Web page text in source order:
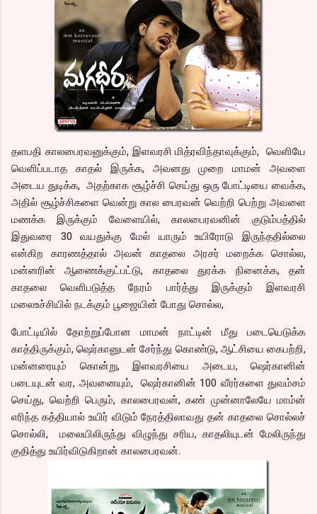
தளபதி காலபைரவனுக்கும், இளவரசி மித்ரவிந்தாவுக்கும், வெளியே
வெளிப்படாத காதல் இருக்க, அவனது முறை மாமன் அவளை
அடைய துடிக்க, அதற்காக சூழ்ச்சி செய்து ஒரு போட்டியை வைக்க,
அதில் சூழ்ச்சிகளை வென்று கால பைரவன் வெற்றி பெற்று அவளை
மணக்க இருக்கும் வேளையில், காலபைரவனின் குடும்பத்தில்
இதுவரை 30 வயதுக்கு மேல் யாரும் உயிரோடு இருந்ததில்லை
என்கிற காரணத்தால் அவன் காதலை அரசர் மறைக்க சொல்ல,
மன்னரின் ஆணைக்குட்பட்டு, காதலை துரக்க நினைக்க, தன்
காதலை வெளிபடுத்த நேரம் பார்த்து இருக்கும் இளவரசி
மலைஉச்சியில் நடக்கும் பூஜையின் போது சொல்ல,
போட்டியில் தோற்றுப்போன மாமன் நாட்டின் மீது படையெடுக்க
காத்திருக்கும், ஷெர்கானுடன் சேர்ந்து கொண்டு, ஆட்சியை கைபற்றி,
மன்னரையும் கொன்று, இளவரசியை அடைய, ஷெர்கானின்
படையுடன் வர, அவனையும், ஷெர்கானின் 100 வீரர்களை துவம்சம்
செய்து, வெற்றி பெரும், காலபைரவன், கண் முன்னாலேயே மாம்ன்
எரிந்த கத்தியால் உயிர் விடும் நேரத்திலாவது தன் காதலை சொல்லச்
சொல்லி, மலையிலிருந்து விழுந்து சரிய, காதலியுடன் மேலிருந்து
குதித்து உயிர்விடுகிறான் காலபைரவன்.